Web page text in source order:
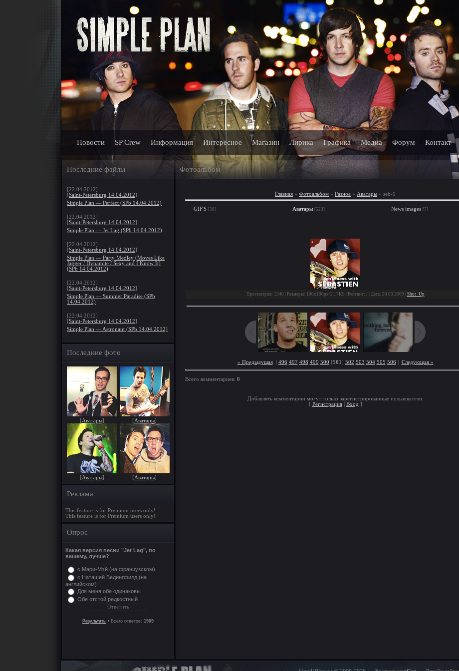
Новости SP Crew Информация Интересное Магазин Лирика Графика Медиа Форум Контакт
Последние файлы Фотоальбом
[22.04.2012]
[Saint-Petersburg 14.04.2012]
Simple Plan — Perfect (SPb 14.04.2012)
[22.04.2012]
[Saint-Petersburg 14.04.2012]
Simple Plan — Jet Lag (SPb 14.04.2012)
[22.04.2012]
[Saint-Petersburg 14.04.2012]
Simple Plan — Party Medley (Moves Like
Jagger / Dynamite / Sexy and I Know It)
(SPb 14.04.2012)
[22.04.2012]
[Saint-Petersburg 14.04.2012]
Simple Plan — Summer Paradise (SPb
14.04.2012)
[22.04.2012]
[Saint-Petersburg 14.04.2012]
Simple Plan — Astronaut (SPb 14.04.2012)
Последние фото
[Аватары] [Аватары]
[Аватары] [Аватары]
Реклама
This feature is for Premium users only!
This feature is for Premium users only!
Опрос
Какая версия песни "Jet Lag", по
вашему, лучше?
с Мари-Мэй (на французском)
с Наташей Бедингфилд (на
английском)
Для меня обе одинаковы
Обе отстой редкостный
Результаты • Всего ответов: 1909
Главная » Фотоальбом » Разное » Аватары » seb-1
GIF'S [30] Аватары [523] News images [7]
Просмотров: 1340 | Размеры: 100x100px/21.7Kb | Рейтинг: / | Дата: 20.03.2009 | Shut_Up
« Предыдущая| 496 497 498 499 500 [501 ] 502 503 504 505 506 Следующая »
Всего комментариев: 0
Добавлять комментарии могут только зарегистрированные пользователи.
[ Регистрация| Вход ]